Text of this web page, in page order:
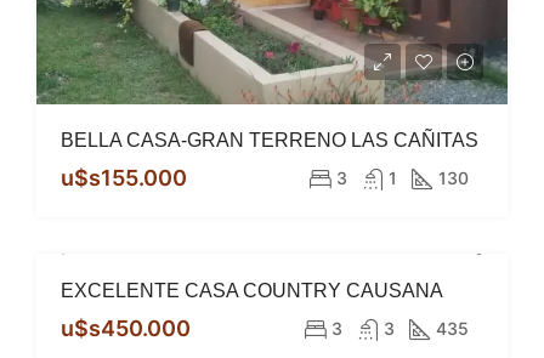
BELLA CASA-GRAN TERRENO LAS CAÑITAS
u$s155.000 3 1 130
DESTACADO VENTA
EXCELENTE CASA COUNTRY CAUSANA
u$s450.000 3 3 435